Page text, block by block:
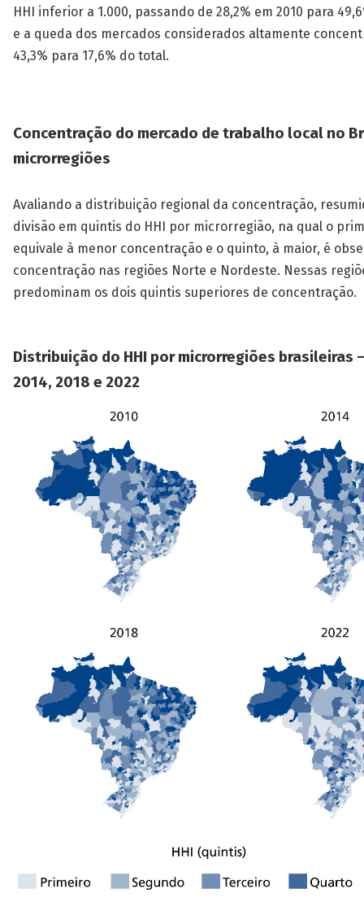
HHI inferior a 1.000, passando de 28,2% em 2010 para
e a queda dos mercados considerados altamente
43,3% para 17,6% do total.
Concentração do mercado de trabalho local no
microrregiões
Avaliando a distribuição regional da concentração,
divisão em quintis do HHI por microrregião, na qual o
equivale à menor concentração e o quinto, à maior, é
concentração nas regiões Norte e Nordeste. Nessas
predominam os dois quintis superiores de concentração.
Distribuição do HHI por microrregiões brasileiras
2014, 2018 e 2022